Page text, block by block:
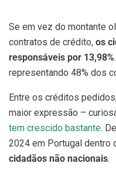
Se em vez do montante
contratos de crédito, os
responsáveis por 13,98%
representando 48% dos
Entre os créditos
maior expressão –
tem crescido bastante.
2024 em Portugal dentro
cidadãos não nacionais.